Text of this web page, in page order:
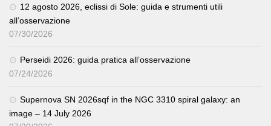
12 agosto 2026, eclissi di Sole: guida e strumenti utili
all’osservazione
07/30/2026
Perseidi 2026: guida pratica all’osservazione
07/24/2026
Supernova SN 2026sqf in the NGC 3310 spiral galaxy: an
image – 14 July 2026